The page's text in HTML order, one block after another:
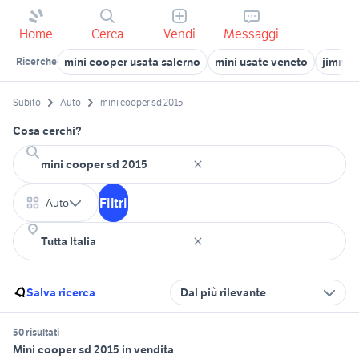
Home Cerca Vendi Messaggi
Ricerche mini cooper usata salerno mini usate veneto jimny
Subito Auto mini cooper sd 2015
Cosa cerchi?
Auto Filtri
Salva ricerca Dal più rilevante
50 risultati
Mini cooper sd 2015 in vendita